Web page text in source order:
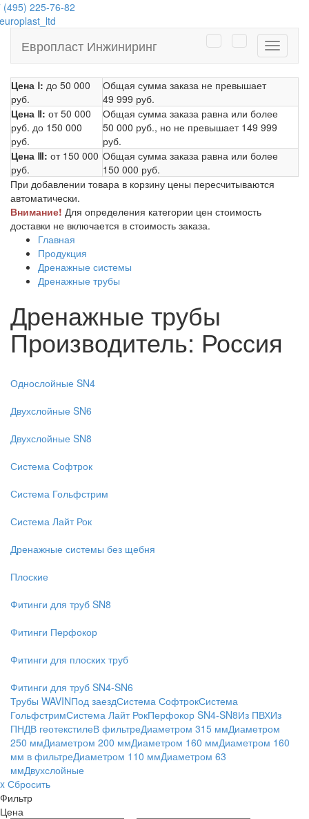
(495) 225-76-82
Европласт Инжиниринг
Цена Ⅰ: до 50 000
руб.
Общая сумма заказа не превышает
49 999 руб.
Цена Ⅱ: от 50 000
руб. до 150 000
руб.
Общая сумма заказа равна или более
50 000 руб., но не превышает 149 999
руб.
Цена Ⅲ: от 150 000
руб.
Общая сумма заказа равна или более
150 000 руб.
При добавлении товара в корзину цены пересчитываются
автоматически.
Внимание! Для определения категории цен стоимость
доставки не включается в стоимость заказа.
Главная
Продукция
Дренажные системы
Дренажные трубы
Дренажные трубы
Производитель: Россия
Однослойные SN4
Двухслойные SN6
Двухслойные SN8
Система Софтрок
Система Гольфстрим
Система Лайт Рок
Дренажные системы без щебня
Плоские
Фитинги для труб SN8
Фитинги Перфокор
Фитинги для плоских труб
Фитинги для труб SN4-SN6
Трубы WAVINПод заездСистема СофтрокСистема
ГольфстримСистема Лайт РокПерфокор SN4-SN8Из ПВХИз
ПНДВ геотекстилеВ фильтреДиаметром 315 ммДиаметром
250 ммДиаметром 200 ммДиаметром 160 ммДиаметром 160
мм в фильтреДиаметром 110 ммДиаметром 63
ммДвухслойные
x Сбросить
Фильтр
Цена